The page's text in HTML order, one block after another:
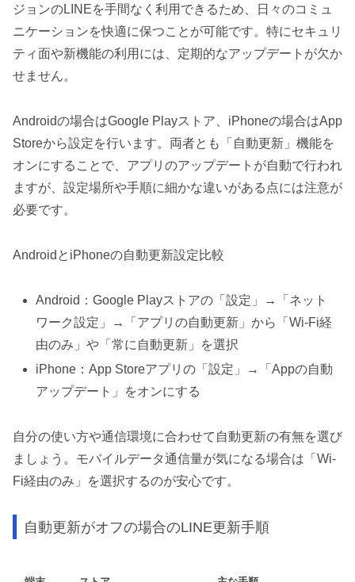
ジョンのLINEを手間なく利用できるため、日々のコミュ
ニケーションを快適に保つことが可能です。特にセキュリ
ティ面や新機能の利用には、定期的なアップデートが欠か
せません。
Androidの場合はGoogle Playストア、iPhoneの場合はApp
Storeから設定を行います。両者とも「自動更新」機能を
オンにすることで、アプリのアップデートが自動で行われ
ますが、設定場所や手順に細かな違いがある点には注意が
必要です。
AndroidとiPhoneの自動更新設定比較
Android：Google Playストアの「設定」→「ネット
ワーク設定」→「アプリの自動更新」から「Wi-Fi経
由のみ」や「常に自動更新」を選択
iPhone：App Storeアプリの「設定」→「Appの自動
アップデート」をオンにする
自分の使い方や通信環境に合わせて自動更新の有無を選び
ましょう。モバイルデータ通信量が気になる場合は「Wi-
Fi経由のみ」を選択するのが安心です。
自動更新がオフの場合のLINE更新手順